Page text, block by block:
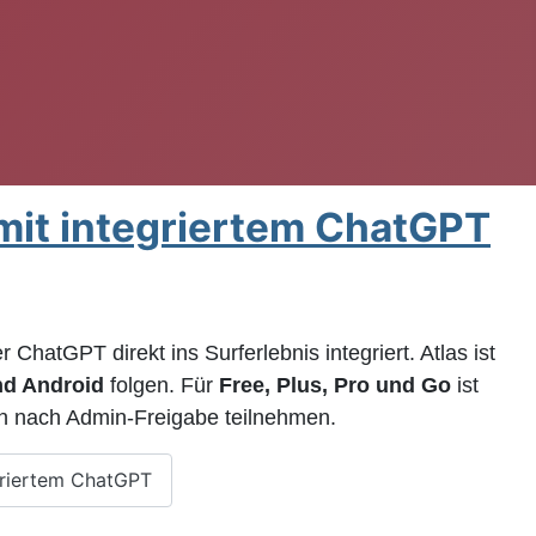
integriertem ChatGPT
direkt ins Surferlebnis integriert. Atlas ist
Android folgen. Für Free, Plus, Pro und Go ist
nach Admin-Freigabe teilnehmen.
ChatGPT